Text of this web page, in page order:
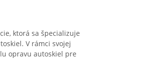
ktorá sa špecializuje
V rámci svojej
opravu autoskiel pre